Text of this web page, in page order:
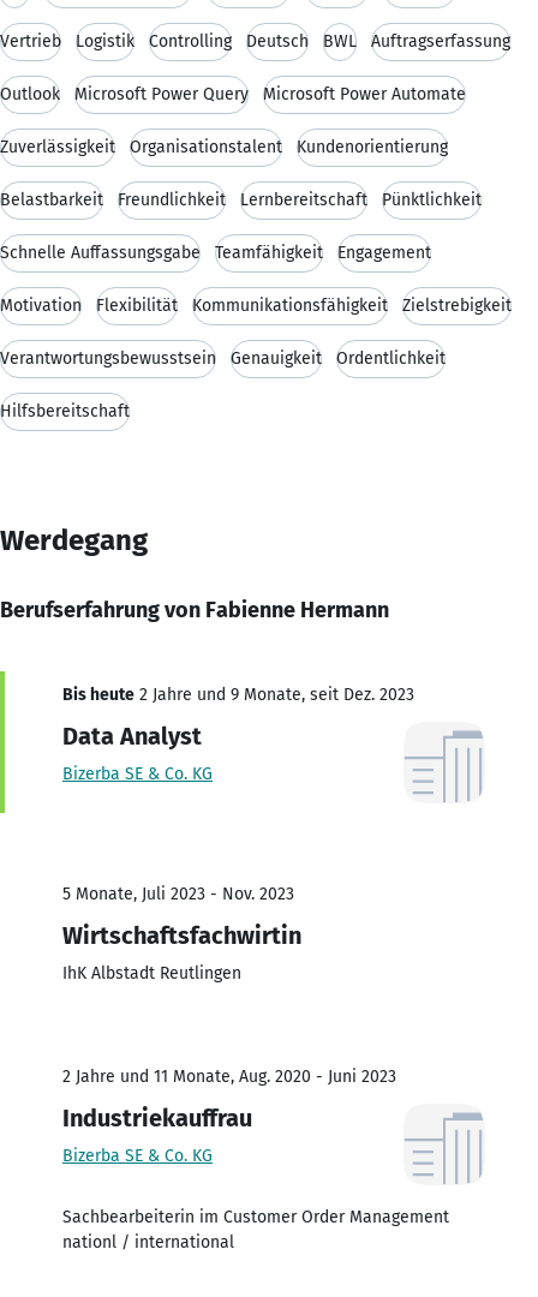
Vertrieb Logistik Controlling Deutsch BWL Auftragserfassung
Outlook Microsoft Power Query Microsoft Power Automate
Zuverlässigkeit Organisationstalent Kundenorientierung
Belastbarkeit Freundlichkeit Lernbereitschaft Pünktlichkeit
Schnelle Auffassungsgabe Teamfähigkeit Engagement
Motivation Flexibilität Kommunikationsfähigkeit Zielstrebigkeit
Verantwortungsbewusstsein Genauigkeit Ordentlichkeit
Hilfsbereitschaft
Werdegang
Berufserfahrung von Fabienne Hermann
Bis heute 2 Jahre und 9 Monate, seit Dez. 2023
Data Analyst
Bizerba SE & Co. KG
5 Monate, Juli 2023 - Nov. 2023
Wirtschaftsfachwirtin
IhK Albstadt Reutlingen
2 Jahre und 11 Monate, Aug. 2020 - Juni 2023
Industriekauffrau
Bizerba SE & Co. KG
Sachbearbeiterin im Customer Order Management
nationl / international